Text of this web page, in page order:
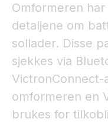
Omformeren
detaljene om
sollader. Disse
sjekkes via
omformeren en
brukes for